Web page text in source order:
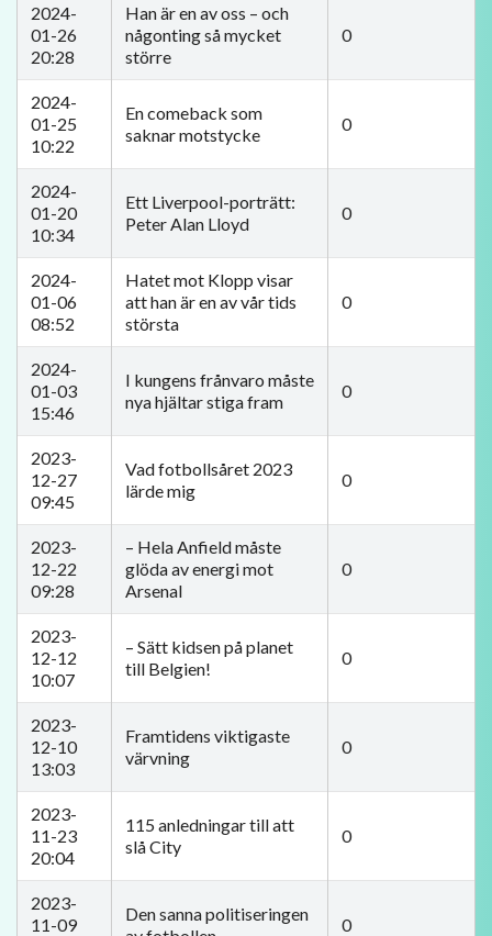
2024-
01-26
20:28
Han är en av oss – och
någonting så mycket
större
0
2024-
01-25
10:22
En comeback som
saknar motstycke
0
2024-
01-20
10:34
Ett Liverpool-porträtt:
Peter Alan Lloyd
0
2024-
01-06
08:52
Hatet mot Klopp visar
att han är en av vår tids
största
0
2024-
01-03
15:46
I kungens frånvaro måste
nya hjältar stiga fram
0
2023-
12-27
09:45
Vad fotbollsåret 2023
lärde mig
0
2023-
12-22
09:28
– Hela Anfield måste
glöda av energi mot
Arsenal
0
2023-
12-12
10:07
– Sätt kidsen på planet
till Belgien!
0
2023-
12-10
13:03
Framtidens viktigaste
värvning
0
2023-
11-23
20:04
115 anledningar till att
slå City
0
2023-
11-09
Den sanna politiseringen
0